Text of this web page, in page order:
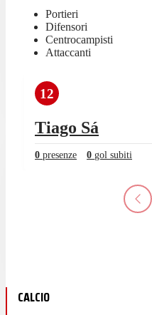
Portieri
Difensori
Centrocampisti
Attaccanti
12
Tiago Sá
0 presenze 0 gol subiti
CALCIO